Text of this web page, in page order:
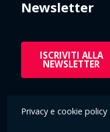
Newsletter
ISCRIVITI ALLA
NEWSLETTER
Privacy e cookie policy